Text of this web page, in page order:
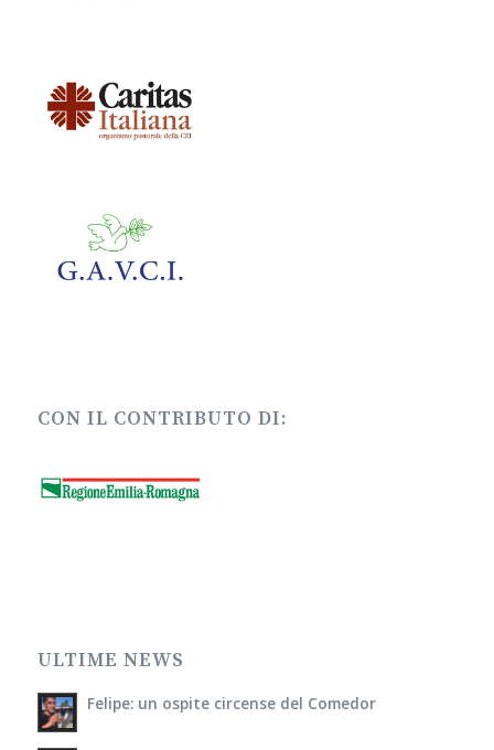
CON IL CONTRIBUTO DI:
ULTIME NEWS
Felipe: un ospite circense del Comedor